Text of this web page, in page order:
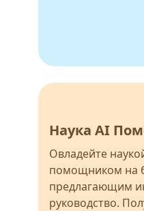
Наука AI
Овладейте
помощником на
предлагающим
руководство.